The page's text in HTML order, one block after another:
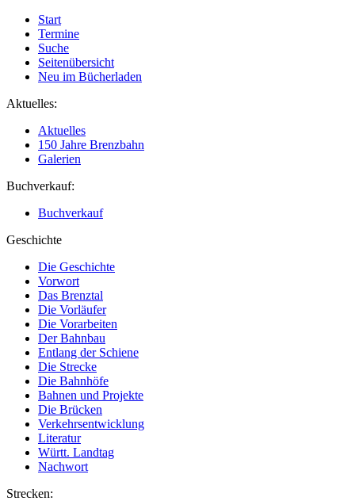
Start
Termine
Suche
Seitenübersicht
Neu im Bücherladen
Aktuelles:
Aktuelles
150 Jahre Brenzbahn
Galerien
Buchverkauf:
Buchverkauf
Geschichte
Die Geschichte
Vorwort
Das Brenztal
Die Vorläufer
Die Vorarbeiten
Der Bahnbau
Entlang der Schiene
Die Strecke
Die Bahnhöfe
Bahnen und Projekte
Die Brücken
Verkehrsentwicklung
Literatur
Württ. Landtag
Nachwort
Strecken: